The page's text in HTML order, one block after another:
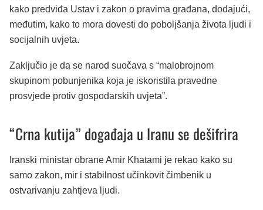
kako predviđa Ustav i zakon o pravima građana, dodajući,
međutim, kako to mora dovesti do poboljšanja života ljudi i
socijalnih uvjeta.
Zaključio je da se narod suočava s “malobrojnom
skupinom pobunjenika koja je iskoristila pravedne
prosvjede protiv gospodarskih uvjeta”.
“Crna kutija” događaja u Iranu se dešifrira
Iranski ministar obrane Amir Khatami je rekao kako su
samo zakon, mir i stabilnost učinkovit čimbenik u
ostvarivanju zahtjeva ljudi.